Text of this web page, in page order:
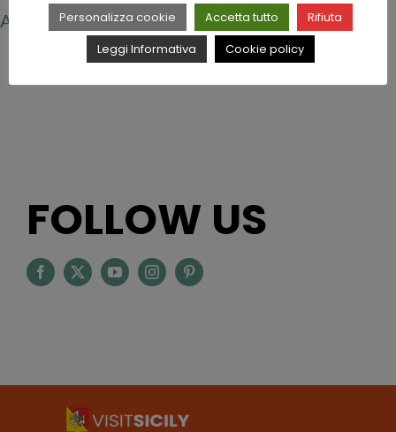
Antica Tindari
FOLLOW US
Personalizza cookie Accetta tutto
Rifiuta
Leggi Informativa
Cookie policy